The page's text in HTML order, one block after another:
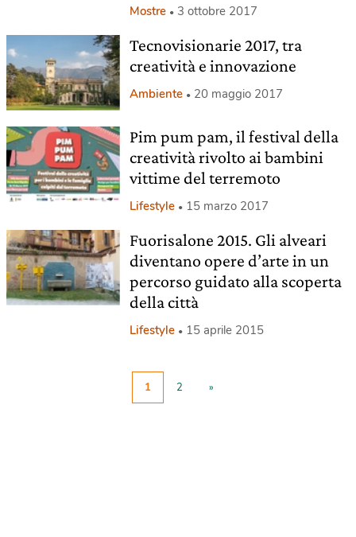
Mostre 3 ottobre 2017
Tecnovisionarie 2017, tra
creatività e innovazione
Ambiente 20 maggio 2017
Pim pum pam, il festival della
creatività rivolto ai bambini
vittime del terremoto
Lifestyle 15 marzo 2017
Fuorisalone 2015. Gli alveari
diventano opere d’arte in un
percorso guidato alla scoperta
della città
Lifestyle 15 aprile 2015
1 2 »